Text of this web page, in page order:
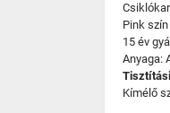
Pink szín
15 év
Anyaga:
Kímélő